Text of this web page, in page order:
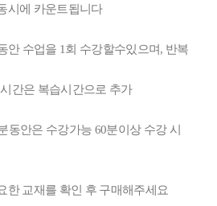
시에 카운트됩니다
안 수업을 1회 수강할수있으며, 반복
간은 복습시간으로 추가
동안은 수강가능 60분이상 수강 시
한 교재를 확인 후 구매해주세요